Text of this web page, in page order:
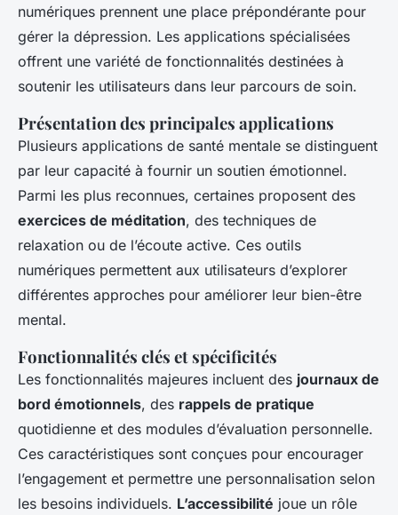
numériques prennent une place prépondérante pour
gérer la dépression. Les applications spécialisées
offrent une variété de fonctionnalités destinées à
soutenir les utilisateurs dans leur parcours de soin.
Présentation des principales applications
Plusieurs applications de santé mentale se distinguent
par leur capacité à fournir un soutien émotionnel.
Parmi les plus reconnues, certaines proposent des
exercices de méditation, des techniques de
relaxation ou de l’écoute active. Ces outils
numériques permettent aux utilisateurs d’explorer
différentes approches pour améliorer leur bien-être
mental.
Fonctionnalités clés et spécificités
Les fonctionnalités majeures incluent des journaux de
bord émotionnels, des rappels de pratique
quotidienne et des modules d’évaluation personnelle.
Ces caractéristiques sont conçues pour encourager
l’engagement et permettre une personnalisation selon
les besoins individuels. L’accessibilité joue un rôle